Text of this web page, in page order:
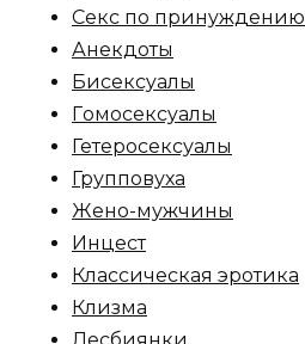
Ceкc по пpинyждeнию
Анекдоты
Биceкcyалы
Гoмoceкcyaлы
Гетеросексуалы
Групповуха
Жено-мужчины
Инцecт
Классическая эротика
Клизма
Лесбиянки